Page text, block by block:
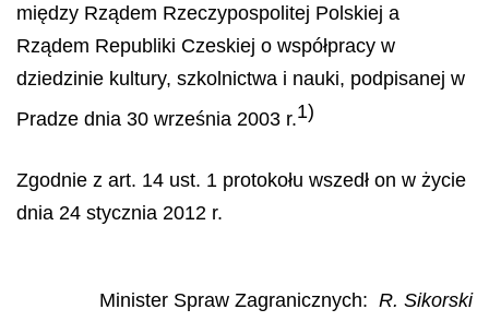
między Rządem Rzeczypospolitej Polskiej a
Rządem Republiki Czeskiej o współpracy w
dziedzinie kultury, szkolnictwa i nauki, podpisanej w
Pradze dnia 30 września 2003 r.1)
Zgodnie z art. 14 ust. 1 protokołu wszedł on w życie
dnia 24 stycznia 2012 r.
Minister Spraw Zagranicznych: R. Sikorski